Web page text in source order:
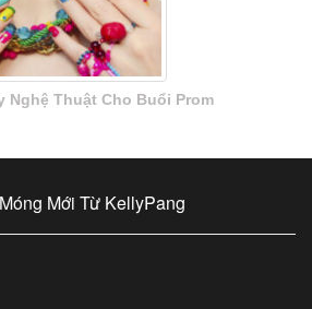
Nghệ Thuật Cho Buổi Prom
Mới Từ KellyPang